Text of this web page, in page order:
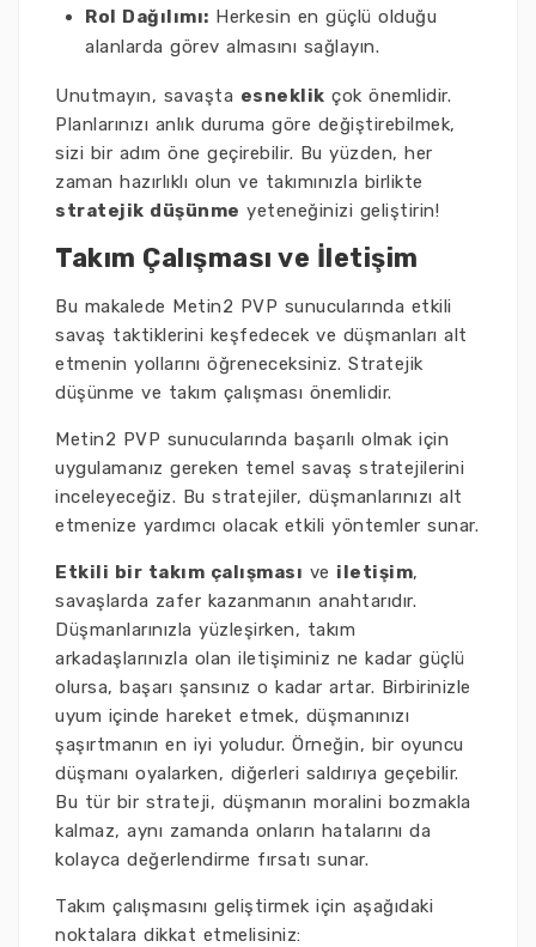
Rol Dağılımı: Herkesin en güçlü olduğu
alanlarda görev almasını sağlayın.
Unutmayın, savaşta esneklik çok önemlidir.
Planlarınızı anlık duruma göre değiştirebilmek,
sizi bir adım öne geçirebilir. Bu yüzden, her
zaman hazırlıklı olun ve takımınızla birlikte
stratejik düşünme yeteneğinizi geliştirin!
Takım Çalışması ve İletişim
Bu makalede Metin2 PVP sunucularında etkili
savaş taktiklerini keşfedecek ve düşmanları alt
etmenin yollarını öğreneceksiniz. Stratejik
düşünme ve takım çalışması önemlidir.
Metin2 PVP sunucularında başarılı olmak için
uygulamanız gereken temel savaş stratejilerini
inceleyeceğiz. Bu stratejiler, düşmanlarınızı alt
etmenize yardımcı olacak etkili yöntemler sunar.
Etkili bir takım çalışması ve iletişim,
savaşlarda zafer kazanmanın anahtarıdır.
Düşmanlarınızla yüzleşirken, takım
arkadaşlarınızla olan iletişiminiz ne kadar güçlü
olursa, başarı şansınız o kadar artar. Birbirinizle
uyum içinde hareket etmek, düşmanınızı
şaşırtmanın en iyi yoludur. Örneğin, bir oyuncu
düşmanı oyalarken, diğerleri saldırıya geçebilir.
Bu tür bir strateji, düşmanın moralini bozmakla
kalmaz, aynı zamanda onların hatalarını da
kolayca değerlendirme fırsatı sunar.
Takım çalışmasını geliştirmek için aşağıdaki
noktalara dikkat etmelisiniz: